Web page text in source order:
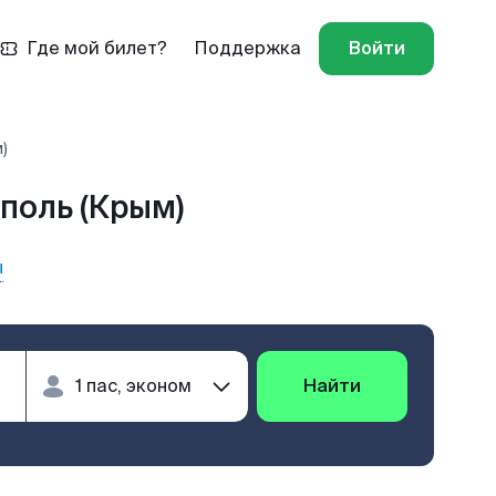
Где мой билет? Поддержка Войти
(Крым)
Найти